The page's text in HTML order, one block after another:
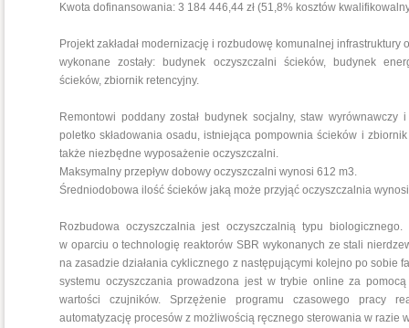
Kwota dofinansowania: 3 184 446,44 zł (51,8% kosztów
Projekt zakładał modernizację i rozbudowę komunalnej
wykonane zostały: budynek oczyszczalni ścieków, budynek
ścieków, zbiornik retencyjny.
Remontowi poddany został budynek socjalny, staw
poletko składowania osadu, istniejąca pompownia ścieków i
także niezbędne wyposażenie oczyszczalni.
Maksymalny przepływ dobowy oczyszczalni wynosi 612 m3.
Średniodobowa ilość ścieków jaką może przyjąć oczyszczalnia
Rozbudowa oczyszczalnia jest oczyszczalnią typu
w oparciu o technologię reaktorów SBR wykonanych ze stali
na zasadzie działania cyklicznego z następującymi kolejno po sobie
systemu oczyszczania prowadzona jest w trybie online za
wartości czujników. Sprzężenie programu czasowego pracy
automatyzację procesów z możliwością ręcznego sterowania w razie